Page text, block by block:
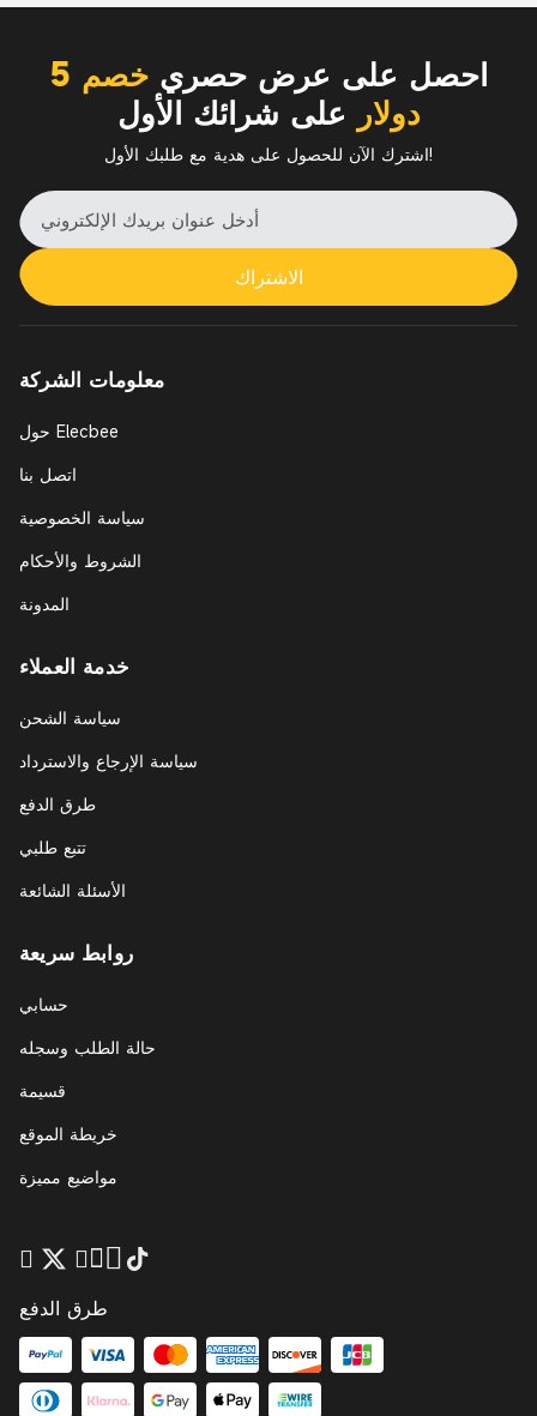
احصل على عرض حصري
خصم 5
دولار على شرائك الأول
اشترك الآن للحصول على هدية مع طلبك الأول!
الاشتراك
معلومات الشركة
حول Elecbee
اتصل بنا
سياسة الخصوصية
الشروط والأحكام
المدونة
خدمة العملاء
سياسة الشحن
سياسة الإرجاع والاسترداد
طرق الدفع
تتبع طلبي
الأسئلة الشائعة
روابط سريعة
حسابي
حالة الطلب وسجله
قسيمة
خريطة الموقع
مواضيع مميزة
طرق الدفع